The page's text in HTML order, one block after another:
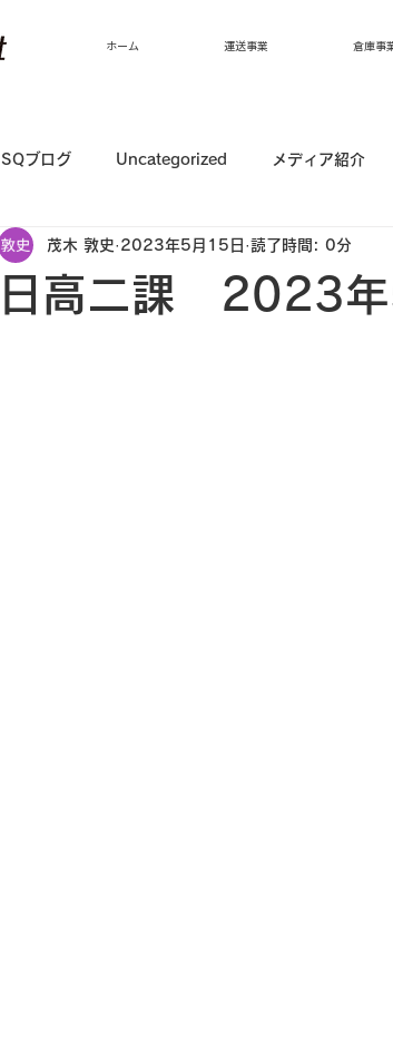
ホーム 運送事業 倉庫事
SQブログ Uncategorized メディア紹介
日高二課 2023年
茂木 敦史 2023年5月15日 読了時間: 0分